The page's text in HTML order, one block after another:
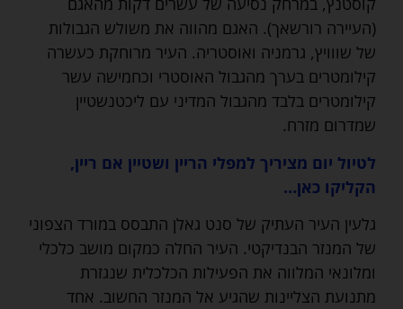
(העיירה רורשאך). האגם מהווה את משולש הגבולות
של שווויץ, גרמניה ואוסטריה. העיר מרוחקת כעשרה
קילומטרים בערך מהגבול האוסטרי וכחמישה עשר
קילומטרים בלבד מהגבול המדיני עם ליכטנשטיין
שמדרום מזרח.
לטיול יום מציריך למפלי הריין ושטיין אם ריין,
הקליקו כאן…
גלעין העיר העתיק של סנט גאלן התבסס במורד הצפוני
של המנזר הבנדיקטי. העיר החלה כמקום מושב כלכלי
ומלונאי המלווה את הפעילות הכלכלית שנגזרת
מתנועת הצליינות שהגיע אל המנזר החשוב. אחד